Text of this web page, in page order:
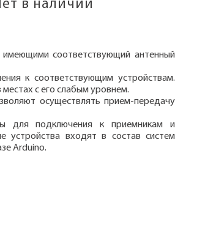
в наличии
соответствующий антенный
к соответствующим устройствам.
с его слабым уровнем.
осуществлять прием-передачу
для подключения к приемникам и
входят в состав систем
Arduino.